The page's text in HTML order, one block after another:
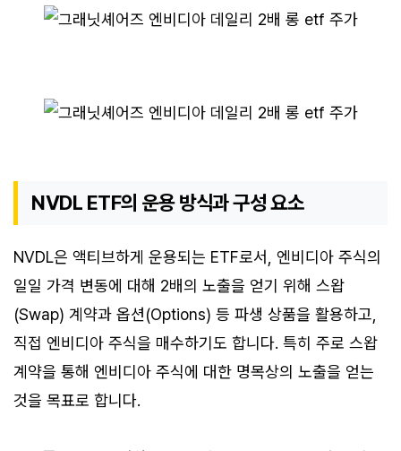
NVDL ETF의 운용 방식과 구성 요소
NVDL은 액티브하게 운용되는 ETF로서, 엔비디아 주식의
일일 가격 변동에 대해 2배의 노출을 얻기 위해 스왑
(Swap) 계약과 옵션(Options) 등 파생 상품을 활용하고,
직접 엔비디아 주식을 매수하기도 합니다. 특히 주로 스왑
계약을 통해 엔비디아 주식에 대한 명목상의 노출을 얻는
것을 목표로 합니다.